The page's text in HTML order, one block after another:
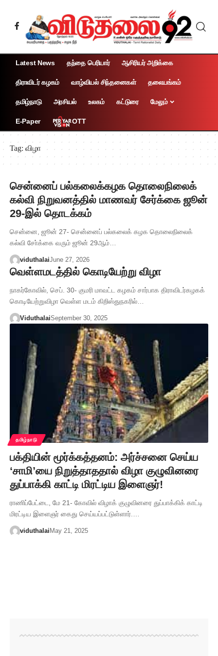
Latest News தந்தை பெரியார் ஆசிரியர் அறிக்கை
திராவிடர் கழகம் வாழ்வியல் சிந்தனைகள் தலையங்கம்
தமிழ்நாடு அரசியல் உலகம் கட்டுரை மேலும்
E-Paper OTT
Tag:விழா
சென்னைப் பல்கலைக்கழக தொலைநிலைக்
கல்வி நிறுவனத்தில் மாணவர் சேர்க்கை ஜூன்
29-இல் தொடக்கம்
சென்னை, ஜூன் 27- சென்னைப் பல்கலைக் கழக தொலைநிலைக்
கல்வி சோ்க்கை வரும் ஜூன் 29ஆம்…
viduthalaiJune 27, 2026
வெள்ளமடத்தில் கொடியேற்று விழா
நாகர்கோவில், செப். 30- குமரி மாவட்ட கழகம் சார்பாக திராவிடர்கழகக்
கொடியேற்றுவிழா வெள்ள மடம் கிறிஸ்துநகரில்…
ViduthalaiSeptember 30, 2025
தமிழ்நாடு
பக்தியின் மூர்க்கத்தனம்: அர்ச்சனை செய்ய
‘சாமி’யை நிறுத்தாததால் விழா குழுவினரை
துப்பாக்கி காட்டி மிரட்டிய இளைஞர்!
ராணிப்பேட்டை, மே 21- கோவில் விழாக் குழுவினரை துப்பாக்கிக் காட்டி
மிரட்டிய இளைஞர் கைது செய்யப்பட்டுள்ளார்.…
viduthalai May 21, 2025